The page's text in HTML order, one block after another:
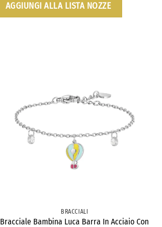
AGGIUNGI ALLA LISTA NOZZE
BRACCIALI
Bracciale Bambina Luca Barra In Acciaio Con